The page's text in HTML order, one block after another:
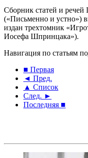
Сборник статей и речей
(«Письменно и устно»)
издан трехтомник
Иосефа Шпринцака»).
Навигация по статьям
■ Первая
◄ Пред.
▲ Список
След. ►
Последняя ■